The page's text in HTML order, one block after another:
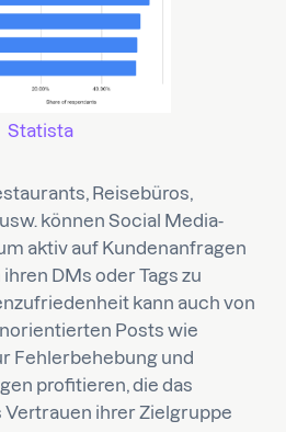
Statista
Reisebüros,
können Social Media-
aktiv auf Kundenanfragen
DMs oder Tags zu
kann auch von
Posts wie
Fehlerbehebung und
profitieren, die das
Vertrauen ihrer Zielgruppe